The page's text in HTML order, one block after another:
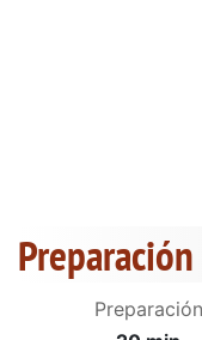
Preparación
Preparación